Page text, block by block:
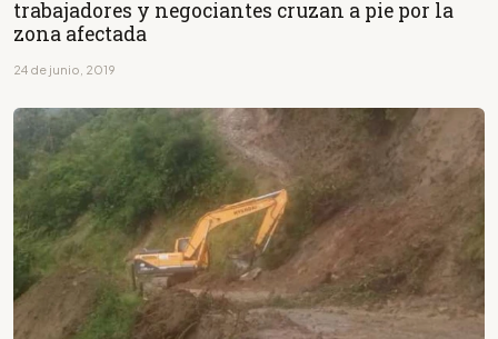
trabajadores y negociantes cruzan a pie por la
zona afectada
24 de junio, 2019